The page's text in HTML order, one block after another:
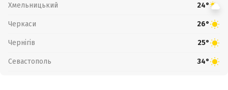
Хмельницький 24°
Черкаси 26°
Чернігів 25°
Севастополь 34°